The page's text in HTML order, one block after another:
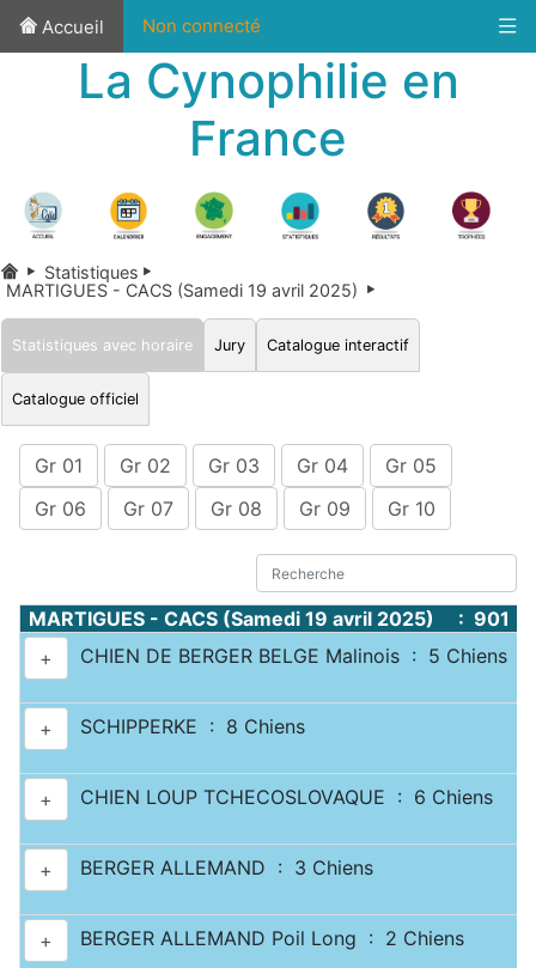
Accueil Non connecté
La Cynophilie en
France
Statistiques
MARTIGUES - CACS (Samedi 19 avril 2025)
Statistiques avec horaire Jury Catalogue interactif
Catalogue officiel
Gr 01 Gr 02 Gr 03 Gr 04
Gr 05
Gr 06
Gr 07 Gr 08 Gr 09 Gr 10
MARTIGUES - CACS (Samedi 19 avril 2025) : 901
+
CHIEN DE BERGER BELGE Malinois : 5 Chiens
+ SCHIPPERKE : 8 Chiens
+ CHIEN LOUP TCHECOSLOVAQUE : 6 Chiens
+ BERGER ALLEMAND : 3 Chiens
+ BERGER ALLEMAND Poil Long : 2 Chiens